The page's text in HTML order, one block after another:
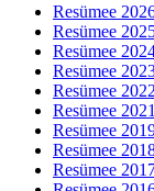
Resümee
Resümee
Resümee
Resümee
Resümee 2022
Resümee 2021
Resümee
Resümee
Resümee